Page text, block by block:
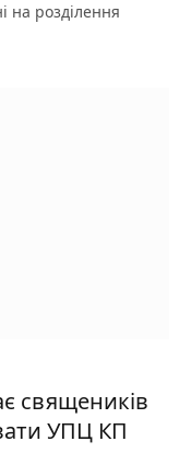
на розділення
священиків
УПЦ КП